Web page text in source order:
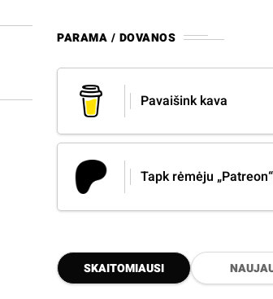
PARAMA / DOVANOS
Pavaišink kava
Tapk rėmėju „Patreon“
SKAITOMIAUSI